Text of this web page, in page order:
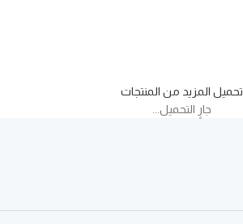
تحميل المزيد من المنتجات
جارٍ التحميل...